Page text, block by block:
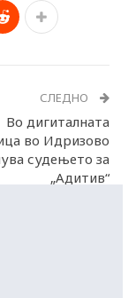
СЛЕДНО
Во дигиталната
во Идризово
судењето за
„Адитив“